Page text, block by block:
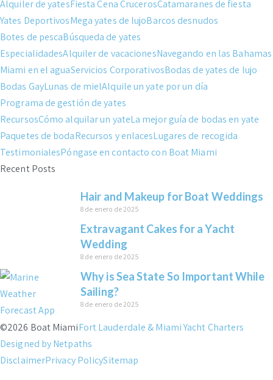
Alquiler de yatesFiesta Cena CrucerosCatamaranes de fiesta
Yates DeportivosMega yates de lujoBarcos desnudos
Botes de pescaBúsqueda de yates
EspecialidadesAlquiler de vacacionesNavegando en las Bahamas
Miami en el aguaServicios CorporativosBodas de yates de lujo
Bodas GayLunas de mielAlquile un yate por un día
Programa de gestión de yates
RecursosCómo alquilar un yateLa mejor guía de bodas en yate
Paquetes de bodaRecursos y enlacesLugares de recogida
TestimonialesPóngase en contacto con Boat Miami
Recent Posts
Hair and Makeup for Boat Weddings
8 de enero de 2025
Extravagant Cakes for a Yacht
Wedding
8 de enero de 2025
Why is Sea State So Important While
Sailing?
8 de enero de 2025
©2026 Boat MiamiFort Lauderdale & Miami Yacht Charters
Designed by Netpaths
DisclaimerPrivacy PolicySitemap